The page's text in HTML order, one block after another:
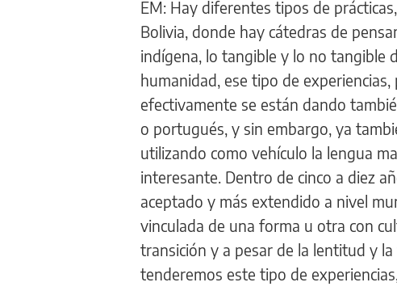
EM: Hay diferentes tipos de
Bolivia, donde hay cátedras de
indígena, lo tangible y lo no tangible
humanidad, ese tipo de
efectivamente se están dando
o portugués, y sin embargo, ya
utilizando como vehículo la lengua
interesante. Dentro de cinco a diez
aceptado y más extendido a nivel
vinculada de una forma u otra con
transición y a pesar de la lentitud y
tenderemos este tipo de